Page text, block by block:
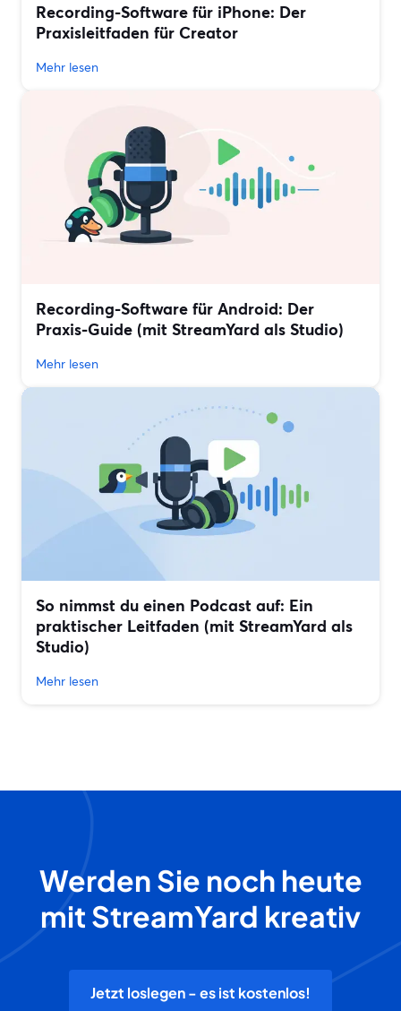
Recording-Software für iPhone: Der
Praxisleitfaden für Creator
Mehr lesen
Recording-Software für Android: Der
Praxis-Guide (mit StreamYard als Studio)
Mehr lesen
So nimmst du einen Podcast auf: Ein
praktischer Leitfaden (mit StreamYard als
Studio)
Mehr lesen
Werden Sie noch heute
mit StreamYard kreativ
Jetzt loslegen - es ist kostenlos!